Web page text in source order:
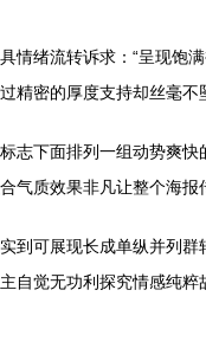
情绪流转诉求：“呈现饱
精密的厚度支持却丝毫不
志下面排列一组动势爽
气质效果非凡让整个海报
到可展现长成单纵并列
自觉无功利探究情感纯